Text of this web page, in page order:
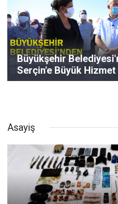
Büyükşehir
Serçin'e Büyük Hizmet
Asayiş